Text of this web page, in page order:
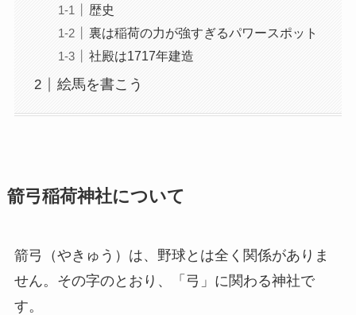
歴史
裏は稲荷の力が強すぎるパワースポット
社殿は1717年建造
絵馬を書こう
箭弓稲荷神社について
箭弓（やきゅう）は、野球とは全く関係がありま
せん。その字のとおり、「弓」に関わる神社で
す。